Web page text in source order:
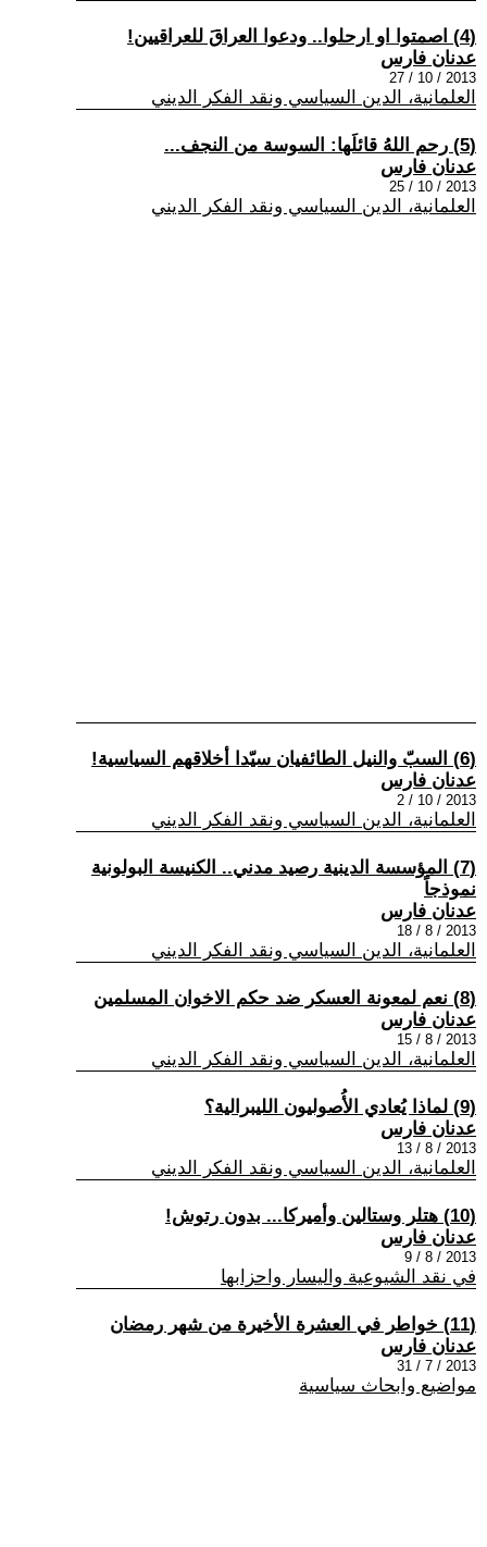
(4) اصمتوا او ارحلوا.. ودعوا العراقَ للعراقيين!
عدنان فارس
2013 / 10 / 27
العلمانية، الدين السياسي ونقد الفكر الديني
(5) رحم اللهُ قائلَها: السوسة من النجف...
عدنان فارس
2013 / 10 / 25
العلمانية، الدين السياسي ونقد الفكر الديني
(6) السبّ والنيل الطائفيان سيّدا أخلاقهم السياسية!
عدنان فارس
2013 / 10 / 2
العلمانية، الدين السياسي ونقد الفكر الديني
(7) المؤسسة الدينية رصيد مدني.. الكنيسة البولونية
نموذجاً
عدنان فارس
2013 / 8 / 18
العلمانية، الدين السياسي ونقد الفكر الديني
(8) نعم لمعونة العسكر ضد حكم الاخوان المسلمين
عدنان فارس
2013 / 8 / 15
العلمانية، الدين السياسي ونقد الفكر الديني
(9) لماذا يُعادي الأُصوليون الليبرالية؟
عدنان فارس
2013 / 8 / 13
العلمانية، الدين السياسي ونقد الفكر الديني
(10) هتلر وستالين وأميركا... بدون رتوش!
عدنان فارس
2013 / 8 / 9
في نقد الشيوعية واليسار واحزابها
(11) خواطر في العشرة الأخيرة من شهر رمضان
عدنان فارس
2013 / 7 / 31
مواضيع وابحاث سياسية